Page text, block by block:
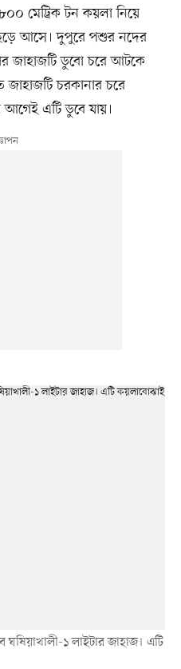
মেট্রিক টন কয়লা নিয়ে
আসে। দুপুরে পশুর নদের
জাহাজটি ডুবো চরে আটকে
জাহাজটি চরকানার চরে
আগেই এটি ডুবে যায়।
১ লাইটার জাহাজ। এটি